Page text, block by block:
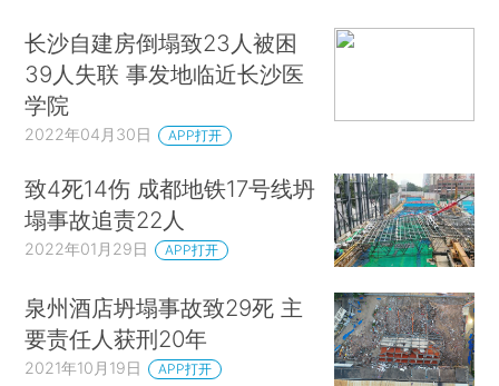
长沙自建房倒塌致23人被困
39人失联 事发地临近长沙医
学院
2022年04月30日 APP打开
致4死14伤 成都地铁17号线坍
塌事故追责22人
2022年01月29日 APP打开
泉州酒店坍塌事故致29死 主
要责任人获刑20年
2021年10月19日 APP打开